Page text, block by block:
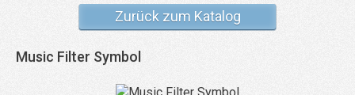
Zurück zum Katalog
Music Filter Symbol